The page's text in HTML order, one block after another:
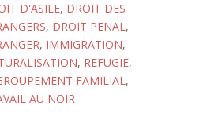
D'ASILE, DROIT DES
, DROIT PENAL,
, IMMIGRATION,
, REFUGIE,
FAMILIAL,
AU NOIR